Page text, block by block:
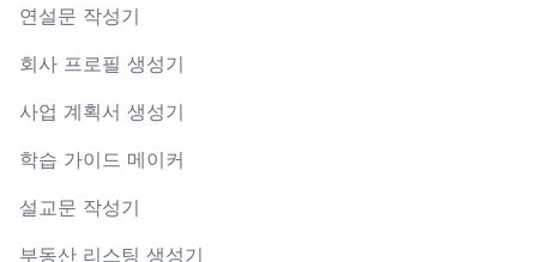
연설문 작성기
회사 프로필 생성기
사업 계획서 생성기
학습 가이드 메이커
설교문 작성기
부동산 리스팅 생성기